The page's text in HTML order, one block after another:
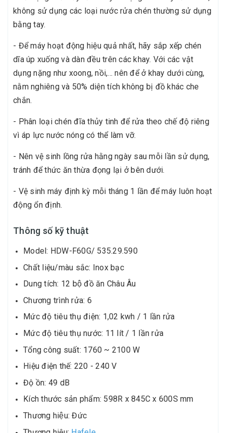
không sử dụng các loại nước rửa chén thường sử dụng
bằng tay.
- Để máy hoạt động hiệu quả nhất, hãy sắp xếp chén
dĩa úp xuống và dàn đều trên các khay. Với các vật
dụng nặng như xoong, nồi,... nên để ở khay dưới cùng,
nằm nghiêng và 50% diện tích không bị đồ khác che
chắn.
- Phân loại chén đĩa thủy tinh để rửa theo chế độ riêng
vì áp lực nước nóng có thể làm vỡ.
- Nên vệ sinh lồng rửa hằng ngày sau mỗi lần sử dụng,
tránh để thức ăn thừa đọng lại ở bên dưới.
- Vệ sinh máy định kỳ mỗi tháng 1 lần để máy luôn hoạt
động ổn định.
Thông số kỹ thuật
Model: HDW-F60G/ 535.29.590
Chất liệu/màu sắc: Inox bạc
Dung tích: 12 bộ đồ ăn Châu Âu
Chương trình rửa: 6
Mức độ tiêu thụ điện: 1,02 kwh / 1 lần rửa
Mức độ tiêu thụ nước: 11 lít / 1 lần rửa
Tổng công suất: 1760 ~ 2100 W
Hiệu điện thế: 220 - 240 V
Độ ồn: 49 dB
Kích thước sản phẩm: 598R x 845C x 600S mm
Thương hiệu: Đức